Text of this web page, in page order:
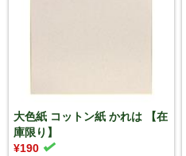
大色紙 コットン紙 かれは 【在
庫限り】
¥190